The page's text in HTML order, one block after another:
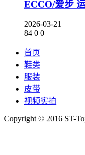
ECCO/爱步
2026-03-21
84 0 0
首页
鞋类
服装
皮带
视频实拍
Copyright © 2016 ST-